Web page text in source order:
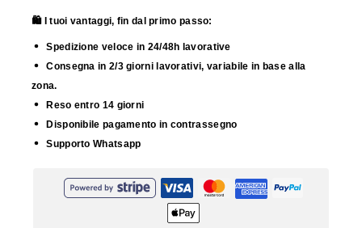
🛍️ I tuoi vantaggi, fin dal primo passo:
Spedizione veloce in 24/48h lavorative
Consegna in 2/3 giorni lavorativi, variabile in base alla
zona.
Reso entro 14 giorni
Disponibile pagamento in contrassegno
Supporto Whatsapp